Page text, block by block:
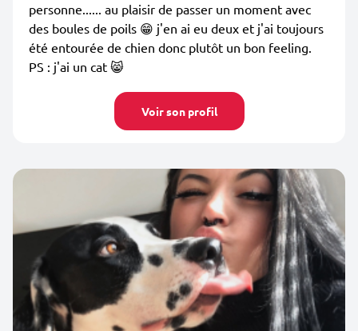
personne...... au plaisir de passer un moment avec
des boules de poils 😁 j'en ai eu deux et j'ai toujours
été entourée de chien donc plutôt un bon feeling.
PS : j'ai un cat 😸
Voir son profil